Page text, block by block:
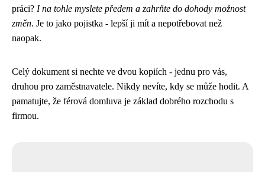
práci? I na tohle myslete předem a zahrňte do dohody možnost
změn. Je to jako pojistka - lepší ji mít a nepotřebovat než
naopak.
Celý dokument si nechte ve dvou kopiích - jednu pro vás,
druhou pro zaměstnavatele. Nikdy nevíte, kdy se může hodit. A
pamatujte, že férová domluva je základ dobrého rozchodu s
firmou.